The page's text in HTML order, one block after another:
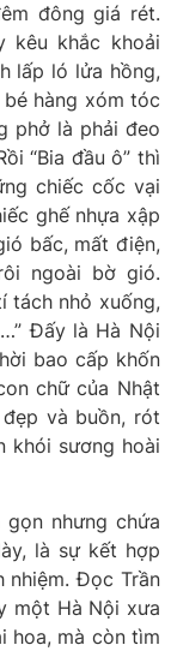
đông giá rét.
kêu khắc khoải
lấp ló lửa hồng,
bé hàng xóm tóc
phở là phải đeo
“Bia đầu ô” thì
chiếc cốc vại
ghế nhựa xập
bấc, mất điện,
ngoài bờ gió.
tách nhỏ xuống,
Đấy là Hà Nội
bao cấp khốn
chữ của Nhật
và buồn, rót
khói sương hoài
gọn nhưng chứa
là sự kết hợp
nhiệm. Đọc Trần
một Hà Nội xưa
hoa, mà còn tìm